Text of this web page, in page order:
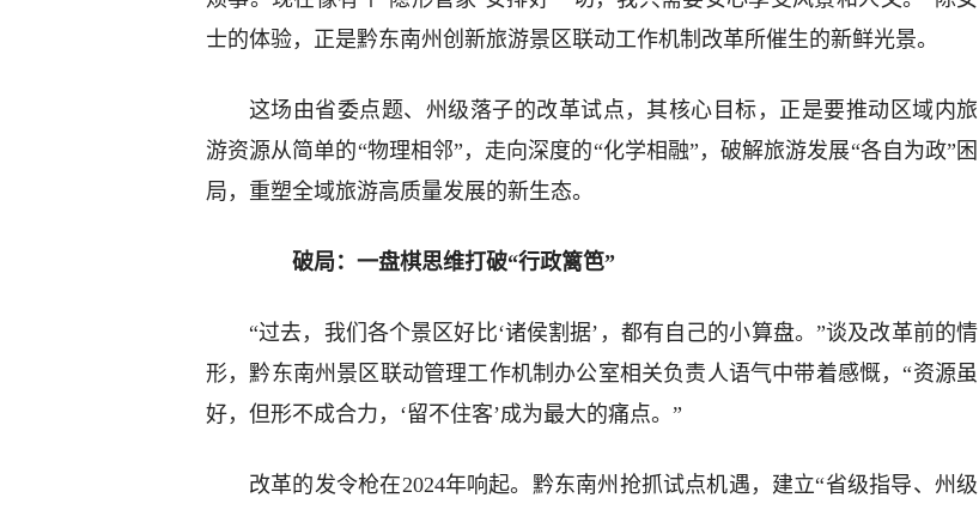
士的体验，正是黔东南州创新旅游景区联动工作机制改革所催生的新鲜光景。
这场由省委点题、州级落子的改革试点，其核心目标，正是要推动区域内旅
游资源从简单的“物理相邻”，走向深度的“化学相融”，破解旅游发展“各自为政”困
局，重塑全域旅游高质量发展的新生态。
破局：一盘棋思维打破“行政篱笆”
“过去，我们各个景区好比‘诸侯割据’，都有自己的小算盘。”谈及改革前的情
形，黔东南州景区联动管理工作机制办公室相关负责人语气中带着感慨，“资源虽
好，但形不成合力，‘留不住客’成为最大的痛点。”
改革的发令枪在2024年响起。黔东南州抢抓试点机遇，建立“省级指导、州级